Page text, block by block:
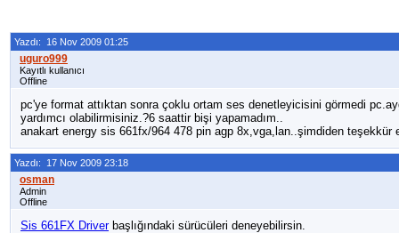
Yazdı: 16 Nov 2009 01:25
Kayıtlı kullanıcı
Offline
pc'ye format attıktan sonra çoklu ortam ses denetleyicisini görmedi
yardımcı olabilirmisiniz.?6 saattir bişi yapamadım..
anakart energy sis 661fx/964 478 pin agp 8x,vga,lan..şimdiden teşekkür
Yazdı: 17 Nov 2009 23:18
Admin
Offline
Sis 661FX Driverbaşlığındaki sürücüleri deneyebilirsin.